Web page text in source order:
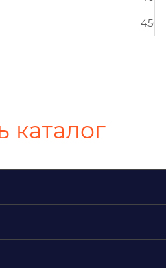
каталог